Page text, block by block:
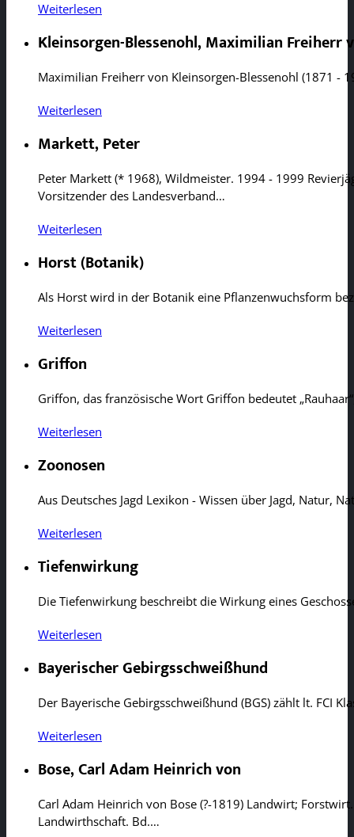
Weiterlesen
Kleinsorgen-Blessenohl, Maximilian Freiherr
Maximilian Freiherr von Kleinsorgen-Blessenohl (1871 -
Weiterlesen
Markett, Peter
Peter Markett (* 1968), Wildmeister. 1994 - 1999
Vorsitzender des Landesverband…
Weiterlesen
Horst (Botanik)
Als Horst wird in der Botanik eine Pflanzenwuchsform
Weiterlesen
Griffon
Griffon, das französische Wort Griffon bedeutet
Weiterlesen
Zoonosen
Aus Deutsches Jagd Lexikon - Wissen über Jagd, Natur,
Weiterlesen
Tiefenwirkung
Die Tiefenwirkung beschreibt die Wirkung eines
Weiterlesen
Bayerischer Gebirgsschweißhund
Der Bayerische Gebirgsschweißhund (BGS) zählt lt. FCI
Weiterlesen
Bose, Carl Adam Heinrich von
Carl Adam Heinrich von Bose (?-1819) Landwirt;
Landwirthschaft. Bd.…